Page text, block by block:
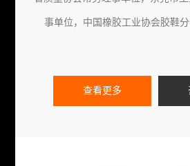
事单位，中国橡胶工业协会胶鞋
查看更多